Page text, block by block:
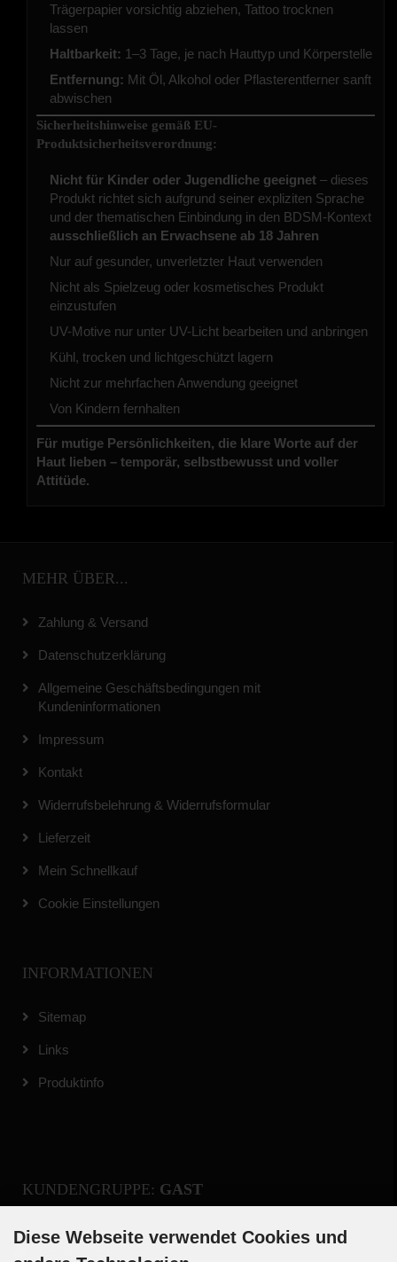
Trägerpapier vorsichtig abziehen, Tattoo trocknen
lassen
Haltbarkeit: 1–3 Tage, je nach Hauttyp und Körperstelle
Entfernung: Mit Öl, Alkohol oder Pflasterentferner sanft
abwischen
Sicherheitshinweise gemäß EU-
Produktsicherheitsverordnung:
Nicht für Kinder oder Jugendliche geeignet – dieses
Produkt richtet sich aufgrund seiner expliziten Sprache
und der thematischen Einbindung in den BDSM-Kontext
ausschließlich an Erwachsene ab 18 Jahren
Nur auf gesunder, unverletzter Haut verwenden
Nicht als Spielzeug oder kosmetisches Produkt
einzustufen
UV-Motive nur unter UV-Licht bearbeiten und anbringen
Kühl, trocken und lichtgeschützt lagern
Nicht zur mehrfachen Anwendung geeignet
Von Kindern fernhalten
Für mutige Persönlichkeiten, die klare Worte auf der
Haut lieben – temporär, selbstbewusst und voller
Attitüde.
MEHR ÜBER...
Zahlung & Versand
Datenschutzerklärung
Allgemeine Geschäftsbedingungen mit
Kundeninformationen
Impressum
Kontakt
Widerrufsbelehrung & Widerrufsformular
Lieferzeit
Mein Schnellkauf
Cookie Einstellungen
INFORMATIONEN
Sitemap
Links
Produktinfo
KUNDENGRUPPE: GAST
Diese Webseite verwendet Cookies und